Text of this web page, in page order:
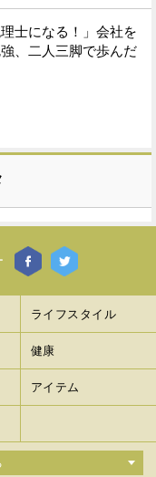
理士になる！」会社を
、二人三脚で歩んだ
ライフスタイル
健康
アイテム